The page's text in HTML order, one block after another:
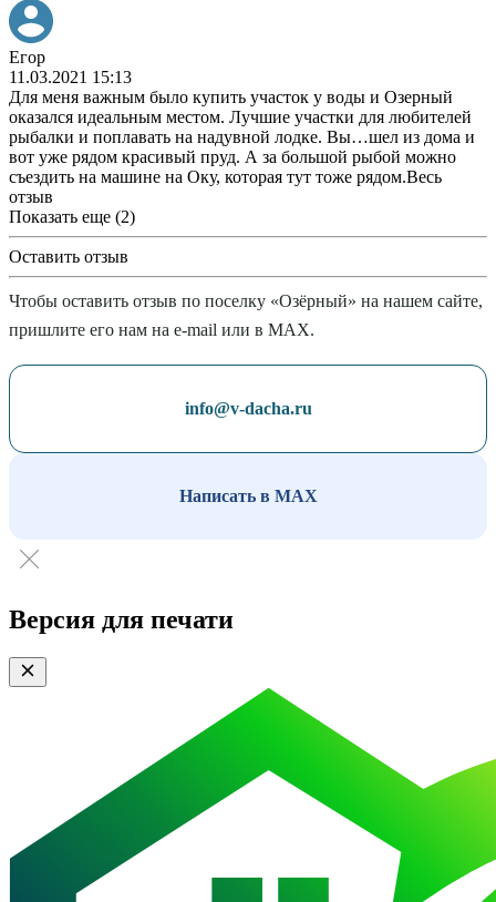
Егор
11.03.2021 15:13
Для меня важным было купить участок у воды и Озерный
оказался идеальным местом. Лучшие участки для любителей
рыбалки и поплавать на надувной лодке. Вы…шел из дома и
вот уже рядом красивый пруд. А за большой рыбой можно
съездить на машине на Оку, которая тут тоже рядом.Весь
отзыв
Показать еще (2)
Оставить отзыв
Чтобы оставить отзыв по поселку «Озёрный» на нашем сайте,
пришлите его нам на e-mail или в MAX.
info@v-dacha.ru
Написать в MAX
Версия для печати